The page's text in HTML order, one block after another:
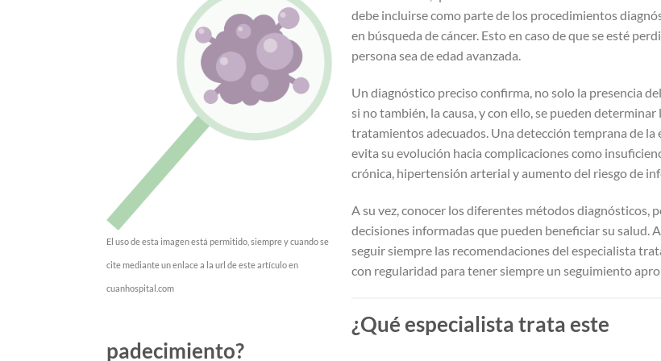
El uso de esta imagen está permitido, siempre y cuando se
cite mediante un enlace a la url de este artículo en
cuanhospital.com
debe incluirse como parte de los procedimientos
en búsqueda de cáncer. Esto en caso de que se esté
persona sea de edad avanzada.
Un diagnóstico preciso confirma, no solo la presencia
si no también, la causa, y con ello, se pueden determinar
tratamientos adecuados. Una detección temprana de la
evita su evolución hacia complicaciones como
crónica, hipertensión arterial y aumento del riesgo de
A su vez, conocer los diferentes métodos diagnósticos,
decisiones informadas que pueden beneficiar su salud.
seguir siempre las recomendaciones del especialista
con regularidad para tener siempre un seguimiento
¿Qué especialista trata este
padecimiento?